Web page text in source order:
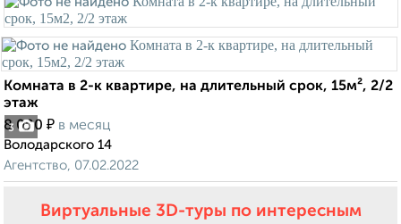
3
Комната в 2-к квартире, на длительный срок, 15м², 2/2
этаж
8 000 ₽ в месяц
Володарского 14
Агентство, 07.02.2022
Виртуальные 3D-туры по интересным